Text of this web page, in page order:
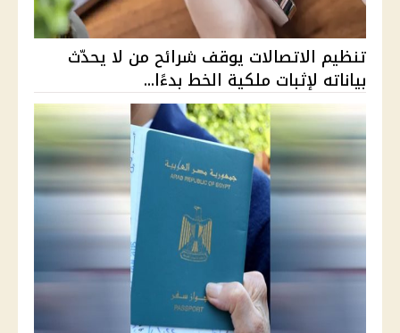
تنظيم الاتصالات يوقف شرائح من لا يحدّث
بياناته لإثبات ملكية الخط بدءًا...